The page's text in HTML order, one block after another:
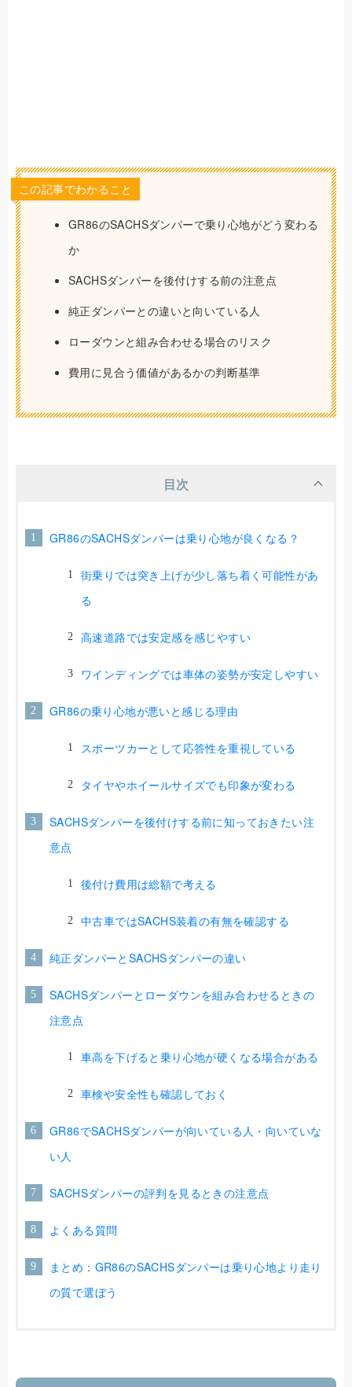
この記事でわかること
GR86のSACHSダンパーで乗り心地がどう変わる
か
SACHSダンパーを後付けする前の注意点
純正ダンパーとの違いと向いている人
ローダウンと組み合わせる場合のリスク
費用に見合う価値があるかの判断基準
目次
GR86のSACHSダンパーは乗り心地が良くなる？
街乗りでは突き上げが少し落ち着く可能性があ
る
高速道路では安定感を感じやすい
ワインディングでは車体の姿勢が安定しやすい
GR86の乗り心地が悪いと感じる理由
スポーツカーとして応答性を重視している
タイヤやホイールサイズでも印象が変わる
SACHSダンパーを後付けする前に知っておきたい注
意点
後付け費用は総額で考える
中古車ではSACHS装着の有無を確認する
純正ダンパーとSACHSダンパーの違い
SACHSダンパーとローダウンを組み合わせるときの
注意点
車高を下げると乗り心地が硬くなる場合がある
車検や安全性も確認しておく
GR86でSACHSダンパーが向いている人・向いていな
い人
SACHSダンパーの評判を見るときの注意点
よくある質問
まとめ：GR86のSACHSダンパーは乗り心地より走り
の質で選ぼう